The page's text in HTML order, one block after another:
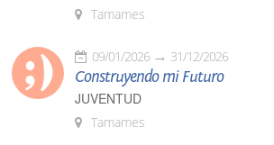
Tamames
09/01/2026 31/12/2026
Construyendo mi Futuro
JUVENTUD
Tamames